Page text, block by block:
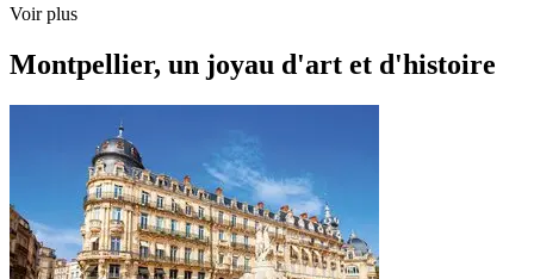
Voir plus
Montpellier, un joyau d'art et d'histoire